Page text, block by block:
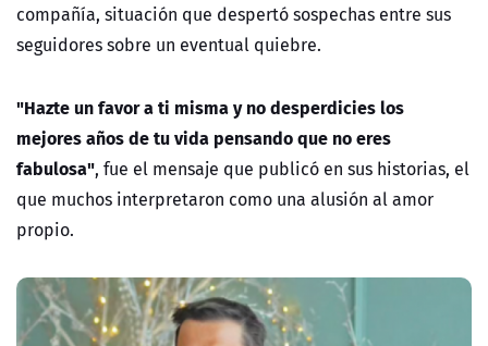
compañía, situación que despertó sospechas entre sus
seguidores sobre un eventual quiebre.
"Hazte un favor a ti misma y no desperdicies los
mejores años de tu vida pensando que no eres
fabulosa", fue el mensaje que publicó en sus historias, el
que muchos interpretaron como una alusión al amor
propio.